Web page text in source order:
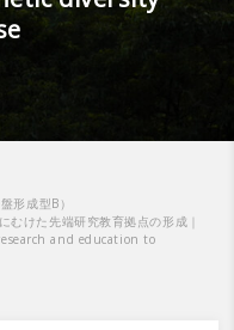
形成型B）
むけた先端研究教育拠点の形成｜
and education to